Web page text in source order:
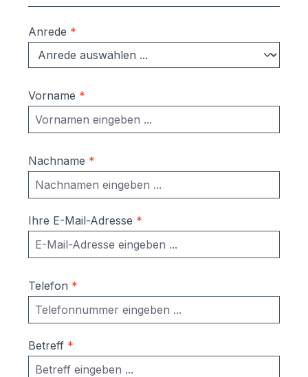
Anrede *
Vorname *
Nachname *
Ihre E-Mail-Adresse *
Telefon *
Betreff *